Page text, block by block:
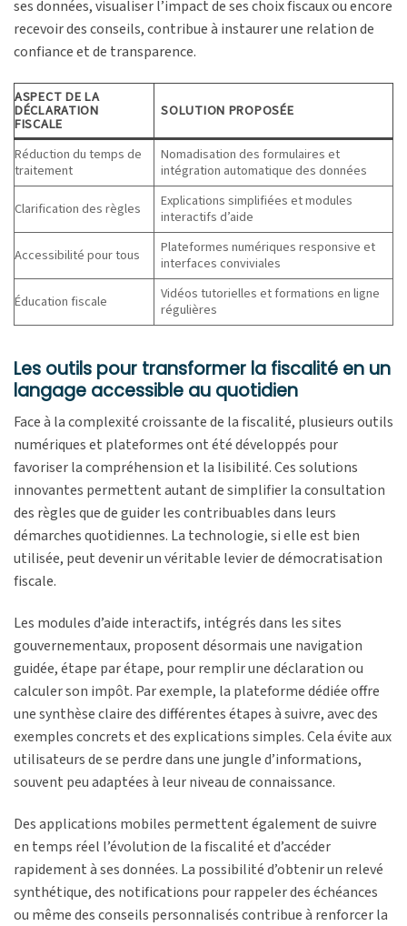
ses données, visualiser l’impact de ses choix fiscaux ou encore
recevoir des conseils, contribue à instaurer une relation de
confiance et de transparence.
ASPECT DE LA
DÉCLARATION
FISCALE
SOLUTION PROPOSÉE
Réduction du temps de
traitement
Nomadisation des formulaires et
intégration automatique des données
Clarification des règles
Explications simplifiées et modules
interactifs d’aide
Accessibilité pour tous
Plateformes numériques responsive et
interfaces conviviales
Éducation fiscale
Vidéos tutorielles et formations en ligne
régulières
Les outils pour transformer la fiscalité en un
langage accessible au quotidien
Face à la complexité croissante de la fiscalité, plusieurs outils
numériques et plateformes ont été développés pour
favoriser la compréhension et la lisibilité. Ces solutions
innovantes permettent autant de simplifier la consultation
des règles que de guider les contribuables dans leurs
démarches quotidiennes. La technologie, si elle est bien
utilisée, peut devenir un véritable levier de démocratisation
fiscale.
Les modules d’aide interactifs, intégrés dans les sites
gouvernementaux, proposent désormais une navigation
guidée, étape par étape, pour remplir une déclaration ou
calculer son impôt. Par exemple, la plateforme dédiée offre
une synthèse claire des différentes étapes à suivre, avec des
exemples concrets et des explications simples. Cela évite aux
utilisateurs de se perdre dans une jungle d’informations,
souvent peu adaptées à leur niveau de connaissance.
Des applications mobiles permettent également de suivre
en temps réel l’évolution de la fiscalité et d’accéder
rapidement à ses données. La possibilité d’obtenir un relevé
synthétique, des notifications pour rappeler des échéances
ou même des conseils personnalisés contribue à renforcer la